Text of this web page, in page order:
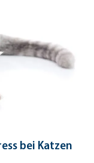
bei Katzen